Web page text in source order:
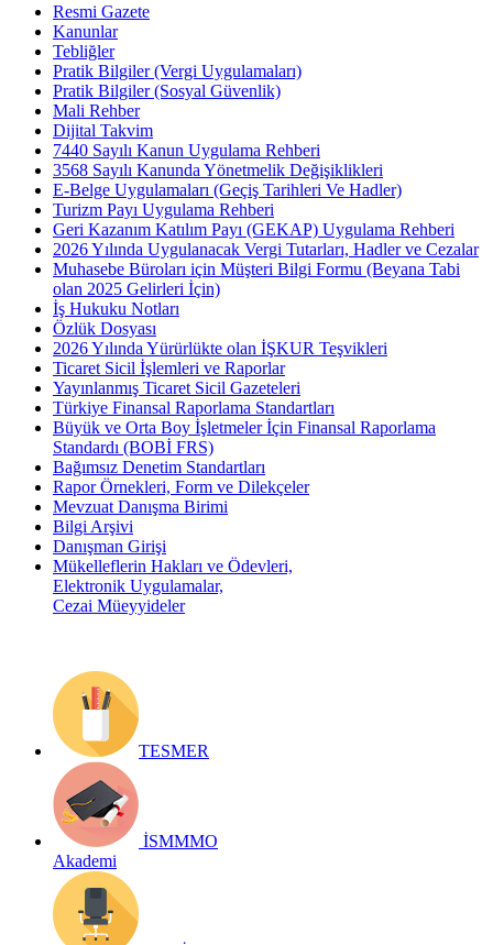
Resmi Gazete
Kanunlar
Tebliğler
Pratik Bilgiler (Vergi Uygulamaları)
Pratik Bilgiler (Sosyal Güvenlik)
Mali Rehber
Dijital Takvim
7440 Sayılı Kanun Uygulama Rehberi
3568 Sayılı Kanunda Yönetmelik Değişiklikleri
E-Belge Uygulamaları (Geçiş Tarihleri Ve Hadler)
Turizm Payı Uygulama Rehberi
Geri Kazanım Katılım Payı (GEKAP) Uygulama Rehberi
2026 Yılında Uygulanacak Vergi Tutarları, Hadler ve Cezalar
Muhasebe Büroları için Müşteri Bilgi Formu (Beyana Tabi
olan 2025 Gelirleri İçin)
İş Hukuku Notları
Özlük Dosyası
2026 Yılında Yürürlükte olan İŞKUR Teşvikleri
Ticaret Sicil İşlemleri ve Raporlar
Yayınlanmış Ticaret Sicil Gazeteleri
Türkiye Finansal Raporlama Standartları
Büyük ve Orta Boy İşletmeler İçin Finansal Raporlama
Standardı (BOBİ FRS)
Bağımsız Denetim Standartları
Rapor Örnekleri, Form ve Dilekçeler
Mevzuat Danışma Birimi
Bilgi Arşivi
Danışman Girişi
Mükelleflerin Hakları ve Ödevleri,
Elektronik Uygulamalar,
Cezai Müeyyideler
TESMER
İSMMMO
Akademi